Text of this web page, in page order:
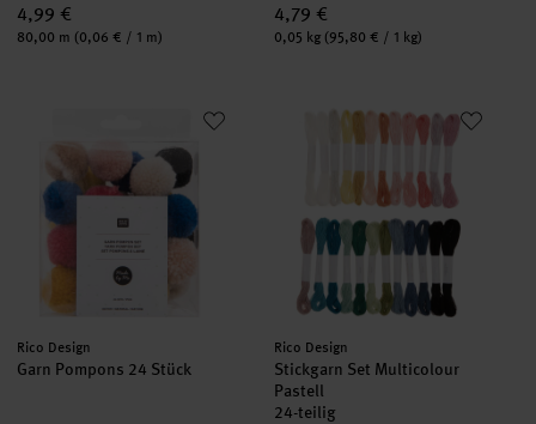
4,99 €
Inhalt:
80,00 m (0,06 € / 1 m)
4,79 €
Inhalt:
0,05 kg (95,80 € / 1 kg)
Garn Pompons 24 Stück
Hersteller:
Rico Design
Garn Pompons 24 Stück
Stickgarn Set Multicolour
Hersteller:
Rico Design
Stickgarn Set Multicolour
Pastell
24-teilig